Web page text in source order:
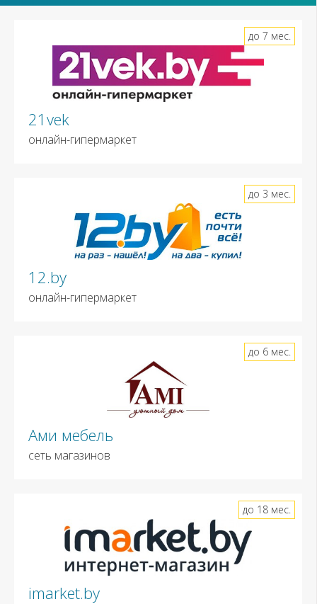
21vek
онлайн-гипермаркет
до 7 мес.
12.by
онлайн-гипермаркет
до 3 мес.
Ами мебель
сеть магазинов
до 6 мес.
imarket.by
до 18 мес.